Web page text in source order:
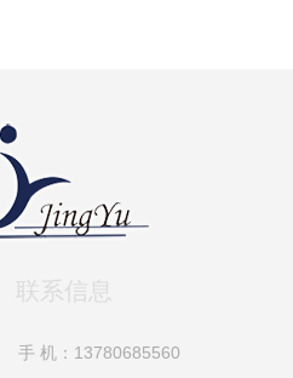
联系信息
手 机：13780685560